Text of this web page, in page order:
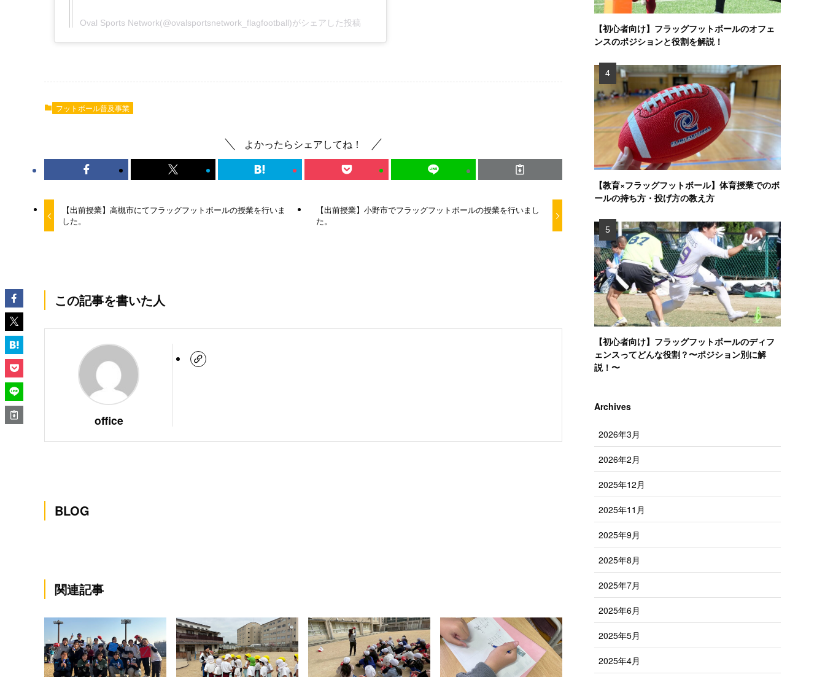
Oval Sports Network(@ovalsportsnetwork_flagfootball)がシェアした投稿
フットボール普及事業
よかったらシェアしてね！
【出前授業】高槻市にてフラッグフットボールの授業を行いま
した。
【出前授業】小野市でフラッグフットボールの授業を行いまし
た。
この記事を書いた人
office
BLOG
関連記事
【初心者向け】フラッグフットボールのオフェ
ンスのポジションと役割を解説！
【教育×フラッグフットボール】体育授業でのボ
ールの持ち方・投げ方の教え方
【初心者向け】フラッグフットボールのディフ
ェンスってどんな役割？〜ポジション別に解
説！〜
Archives
2026年3月
2026年2月
2025年12月
2025年11月
2025年9月
2025年8月
2025年7月
2025年6月
2025年5月
2025年4月